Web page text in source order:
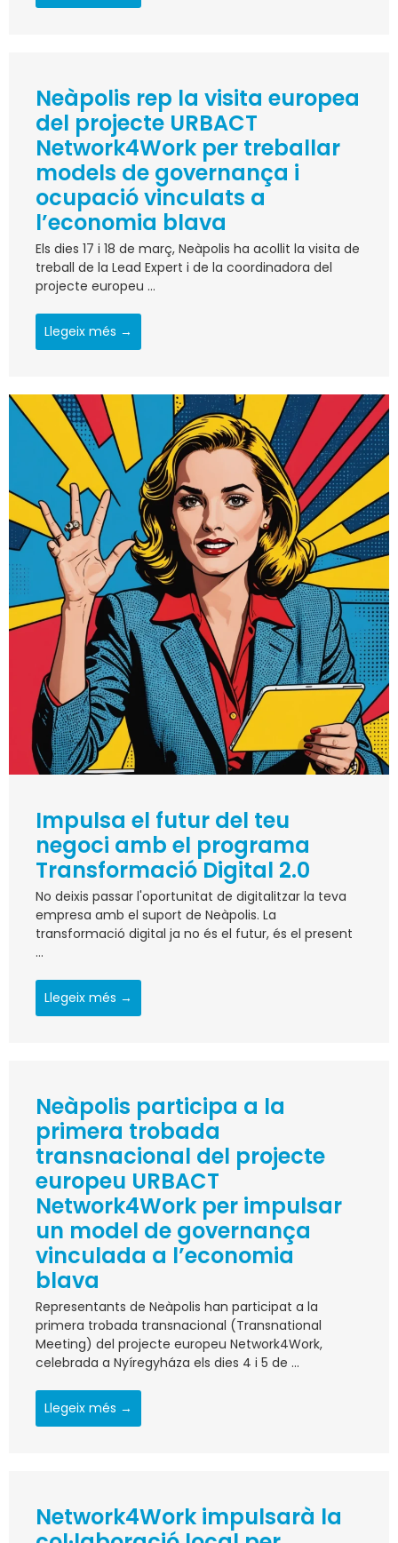
Neàpolis rep la visita europea
del projecte URBACT
Network4Work per treballar
models de governança i
ocupació vinculats a
l’economia blava
Els dies 17 i 18 de març, Neàpolis ha acollit la visita de
treball de la Lead Expert i de la coordinadora del
projecte europeu ...
Llegeix més →
Impulsa el futur del teu
negoci amb el programa
Transformació Digital 2.0
No deixis passar l'oportunitat de digitalitzar la teva
empresa amb el suport de Neàpolis. La
transformació digital ja no és el futur, és el present
...
Llegeix més →
Neàpolis participa a la
primera trobada
transnacional del projecte
europeu URBACT
Network4Work per impulsar
un model de governança
vinculada a l’economia
blava
Representants de Neàpolis han participat a la
primera trobada transnacional (Transnational
Meeting) del projecte europeu Network4Work,
celebrada a Nyíregyháza els dies 4 i 5 de ...
Llegeix més →
Network4Work impulsarà la